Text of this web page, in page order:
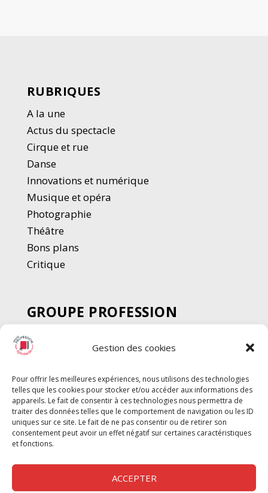
Gestion des cookies
Pour offrir les meilleures expériences, nous utilisons des technologies
telles que les cookies pour stocker et/ou accéder aux informations des
appareils. Le fait de consentir à ces technologies nous permettra de
traiter des données telles que le comportement de navigation ou les ID
uniques sur ce site. Le fait de ne pas consentir ou de retirer son
consentement peut avoir un effet négatif sur certaines caractéristiques
et fonctions.
ACCEPTER
RUBRIQUES
A la une
Actus du spectacle
Cirque et rue
Danse
Innovations et numérique
Musique et opéra
Photographie
Théâtre
Bons plans
Critique
GROUPE PROFESSION
SPECTACLE
Chèque Intermittents
Chèque Compta
Chèque Emploi Spectacle
G-Pods
Profession Audio-visuel